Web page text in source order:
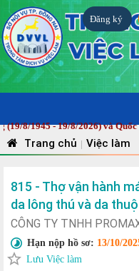
Đăng ký
1945 - 19/8/2026) và Quốc
Trang chủ | Việc làm
815 - Thợ vận hành
da lông thú và da
CÔNG TY TNHH
Hạn nộp hồ sơ: 13/10/
Lưu Việc làm